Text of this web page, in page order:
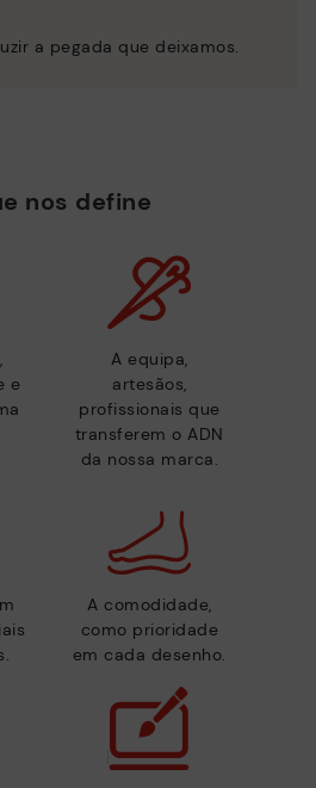
a pegada que deixamos.
nos define
e
A equipa,
artesãos,
profissionais que
transferem o ADN
da nossa marca.
A comodidade,
como prioridade
em cada desenho.